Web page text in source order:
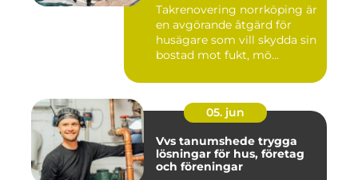
Takrenovering norrköping är
en avgörande åtgärd för
husägare som vill skydda sin
bostad mot fukt, mö...
05. jun
Vvs tanumshede trygga
lösningar för hus, företag
och föreningar